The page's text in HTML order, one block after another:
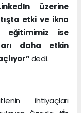
üzerine
etki ve ikna
eğitimimiz ise
daha etkin
dedi.
ihtiyaçları